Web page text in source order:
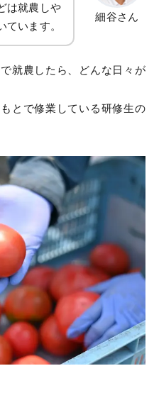
は就農しや
います。
細谷さん
就農したら、どんな日々が
とで修業している研修生の